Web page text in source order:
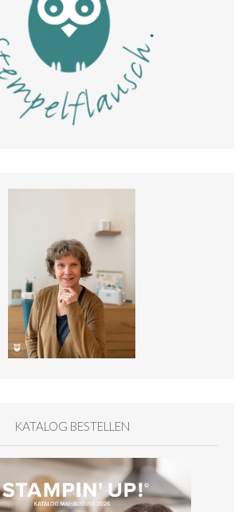
KATALOG BESTELLEN